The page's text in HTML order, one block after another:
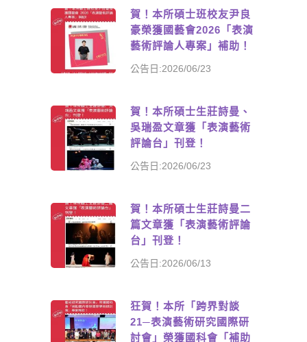
賀！本所碩士班校友尹良
豪榮獲國藝會2026「表演
藝術評論人專案」補助！
公告日:2026/06/23
賀！本所碩士生莊詩曼、
吳瑞盈文章獲「表演藝術
評論台」刊登！
公告日:2026/06/23
賀！本所碩士生莊詩曼二
篇文章獲「表演藝術評論
台」刊登！
公告日:2026/06/13
狂賀！本所「跨界對談
21─表演藝術研究國際研
討會」榮獲國科會「補助